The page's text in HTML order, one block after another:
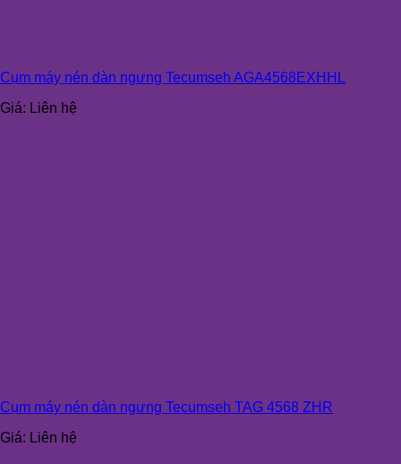
Cụm máy nén dàn ngưng Tecumseh AGA4568EXHHL
Giá: Liên hệ
Cụm máy nén dàn ngưng Tecumseh TAG 4568 ZHR
Giá: Liên hệ